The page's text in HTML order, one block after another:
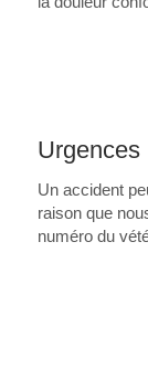
Urgences
Un accident
raison que
numéro du